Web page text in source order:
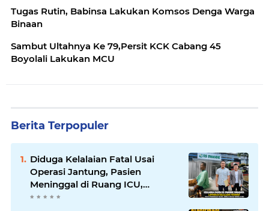
Tugas Rutin, Babinsa Lakukan Komsos Denga Warga
Binaan
Sambut Ultahnya Ke 79,Persit KCK Cabang 45
Boyolali Lakukan MCU
Berita Terpopuler
Diduga Kelalaian Fatal Usai
Operasi Jantung, Pasien
Meninggal di Ruang ICU,
Keluarga Tuntut RSUD dr.